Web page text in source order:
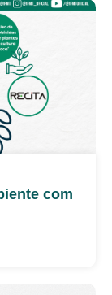
com